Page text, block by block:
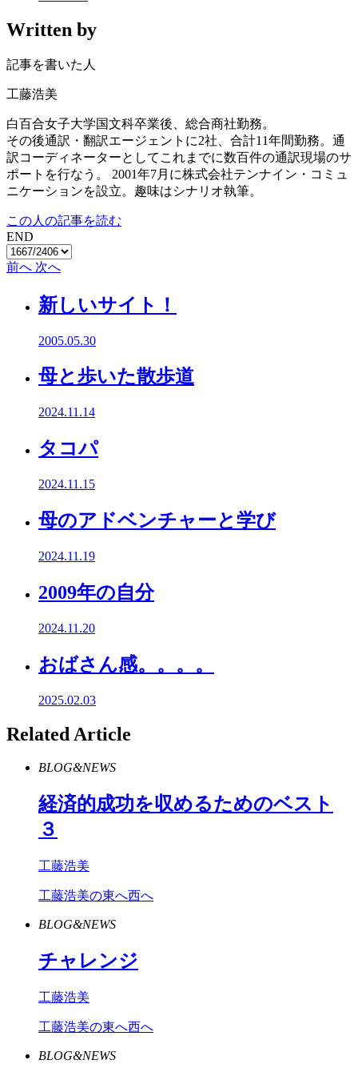
Written by
記事を書いた人
工藤浩美
白百合女子大学国文科卒業後、総合商社勤務。
その後通訳・翻訳エージェントに2社、合計11年間勤務。通
訳コーディネーターとしてこれまでに数百件の通訳現場のサ
ポートを行なう。 2001年7月に株式会社テンナイン・コミュ
ニケーションを設立。趣味はシナリオ執筆。
この人の記事を読む
END
前へ 次へ
新しいサイト！
2005.05.30
母と歩いた散歩道
2024.11.14
タコパ
2024.11.15
母のアドベンチャーと学び
2024.11.19
2009年の自分
2024.11.20
おばさん感。。。。
2025.02.03
Related Article
BLOG&NEWS
経済的成功を収めるためのベスト
３
工藤浩美
工藤浩美の東へ西へ
BLOG&NEWS
チャレンジ
工藤浩美
工藤浩美の東へ西へ
BLOG&NEWS